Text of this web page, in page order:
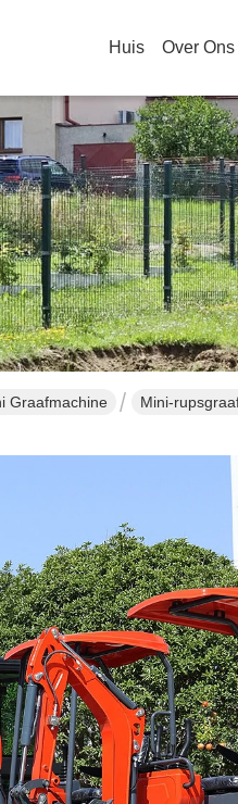
Huis Over Ons
Graafmachine Mini-